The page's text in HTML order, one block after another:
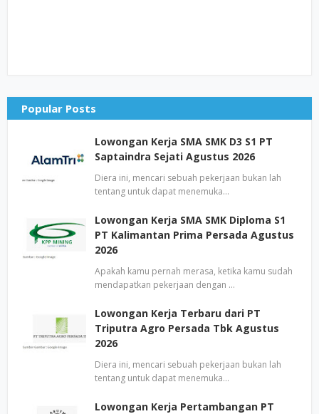
Popular Posts
Lowongan Kerja SMA SMK D3 S1 PT
Saptaindra Sejati Agustus 2026
Diera ini, mencari sebuah pekerjaan bukan lah
tentang untuk dapat menemuka…
Lowongan Kerja SMA SMK Diploma S1
PT Kalimantan Prima Persada Agustus
2026
Apakah kamu pernah merasa, ketika kamu sudah
mendapatkan pekerjaan dengan …
Lowongan Kerja Terbaru dari PT
Triputra Agro Persada Tbk Agustus
2026
Diera ini, mencari sebuah pekerjaan bukan lah
tentang untuk dapat menemuka…
Lowongan Kerja Pertambangan PT